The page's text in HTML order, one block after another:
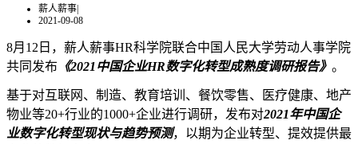
薪人薪事|
2021-09-08
8月12日，薪人薪事HR科学院联合中国人民大学劳动人事学院
共同发布 《2021中国企业HR数字化转型成熟度调研报告》 。
基于对互联网、制造、教育培训、餐饮零售、医疗健康、地产
物业等20+行业的1000+企业进行调研，发布对2021年中国企
业数字化转型现状与趋势预测，以期为企业转型、提效提供最